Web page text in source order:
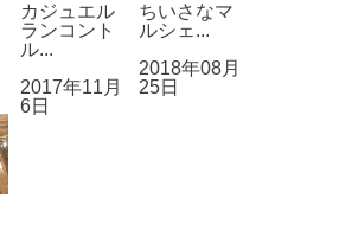
カジュエル
ランコント
ル...
2017年11月
6日
ちいさなマ
ルシェ...
2018年08月
25日